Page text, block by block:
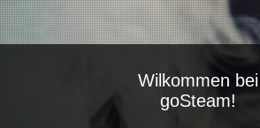
closed
Wilkommen bei
goSteam!